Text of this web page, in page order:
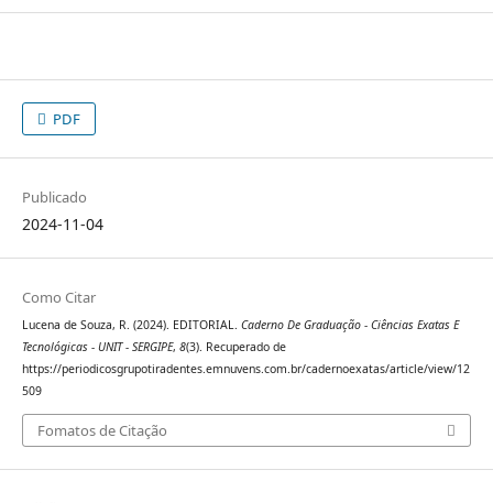
PDF
Publicado
2024-11-04
Como Citar
Lucena de Souza, R. (2024). EDITORIAL. Caderno De Graduação - Ciências Exatas E
Tecnológicas - UNIT - SERGIPE, 8(3). Recuperado de
https://periodicosgrupotiradentes.emnuvens.com.br/cadernoexatas/article/view/12
509
Fomatos de Citação